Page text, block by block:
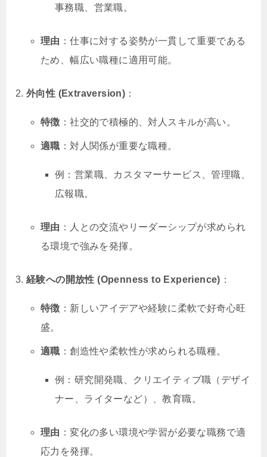
事務職、営業職。
理由 ：仕事に対する姿勢が一貫して重要である
ため、幅広い職種に適用可能。
外向性 (Extraversion) ：
特徴 ：社交的で積極的、対人スキルが高い。
適職 ：対人関係が重要な職種。
例：営業職、カスタマーサービス、管理職、
広報職。
理由 ：人との交流やリーダーシップが求められ
る環境で強みを発揮。
経験への開放性 (Openness to Experience) ：
特徴 ：新しいアイデアや経験に柔軟で好奇心旺
盛。
適職 ：創造性や柔軟性が求められる職種。
例：研究開発職、クリエイティブ職（デザイ
ナー、ライターなど）、教育職。
理由 ：変化の多い環境や学習が必要な職務で適
応力を発揮。